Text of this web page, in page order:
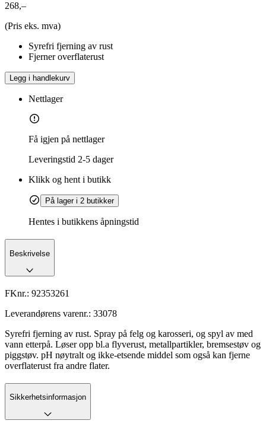
268,–
(Pris eks. mva)
Syrefri fjerning av rust
Fjerner overflaterust
Legg i handlekurv
Nettlager
Få igjen på nettlager
Leveringstid 2-5 dager
Klikk og hent i butikk
På lager i 2 butikker
Hentes i butikkens åpningstid
Beskrivelse
FKnr.: 92353261
Leverandørens varenr.: 33078
Syrefri fjerning av rust. Spray på felg og karosseri, og spyl av med
vann etterpå. Løser opp bl.a flyverust, metallpartikler, bremsestøv og
piggstøv. pH nøytralt og ikke-etsende middel som også kan fjerne
overflaterust fra andre flater.
Sikkerhetsinformasjon